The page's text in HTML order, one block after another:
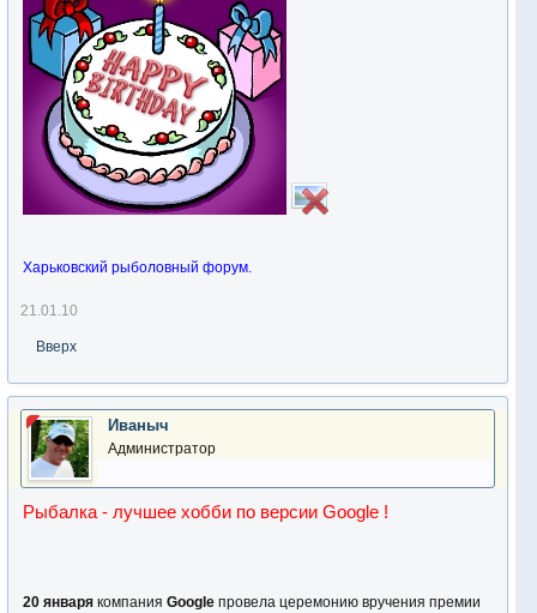
Харьковский рыболовный форум.
21.01.10
Вверх
Иваныч
Администратор
Рыбалка - лучшее хобби по версии Google !
20 января компания Google провела церемонию вручения премии